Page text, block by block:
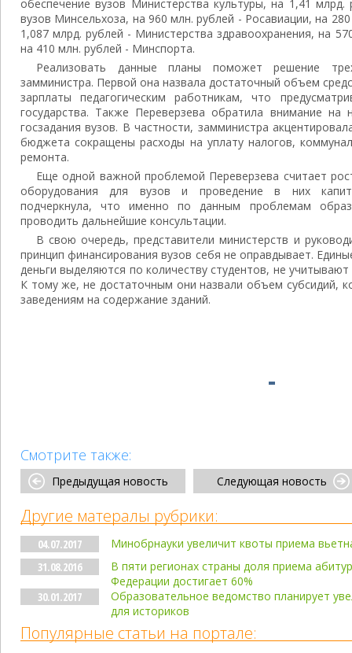
обеспечение вузов Министерства культуры, на 1,41
вузов Минсельхоза, на 960 млн. рублей - Росавиации, на
1,087 млрд. рублей - Министерства здравоохранения, на
на 410 млн. рублей - Минспорта.
Реализовать данные планы поможет решение
замминистра. Первой она назвала достаточный объем
зарплаты педагогическим работникам, что
государства. Также Переверзева обратила внимание на
госзадания вузов. В частности, замминистра
бюджета сокращены расходы на уплату налогов,
ремонта.
Еще одной важной проблемой Переверзева считает
оборудования для вузов и проведение в них
подчеркнула, что именно по данным проблемам
проводить дальнейшие консультации.
В свою очередь, представители министерств и
принцип финансирования вузов себя не оправдывает.
деньги выделяются по количеству студентов, не
К тому же, не достаточным они назвали объем субсидий,
заведениям на содержание зданий.
Смотрите также:
Предыдущая новость Следующая новость
Другие матералы рубрики:
04.07.2017
Минобрнауки увеличит квоты приема
31.08.2016
В пяти регионах страны доля приема
Федерации достигает 60%
30.01.2017
Образовательное ведомство планирует
для историков
Популярные статьи на портале: